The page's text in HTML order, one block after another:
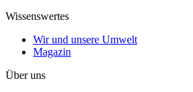
Wissenswertes
Wir und unsere Umwelt
Magazin
Über uns